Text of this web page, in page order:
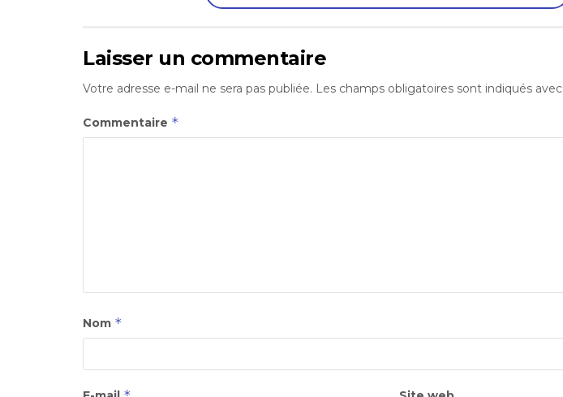
Laisser un commentaire
Votre adresse e-mail ne sera pas publiée. Les champs obligatoires sont indiqués avec
Commentaire *
Nom *